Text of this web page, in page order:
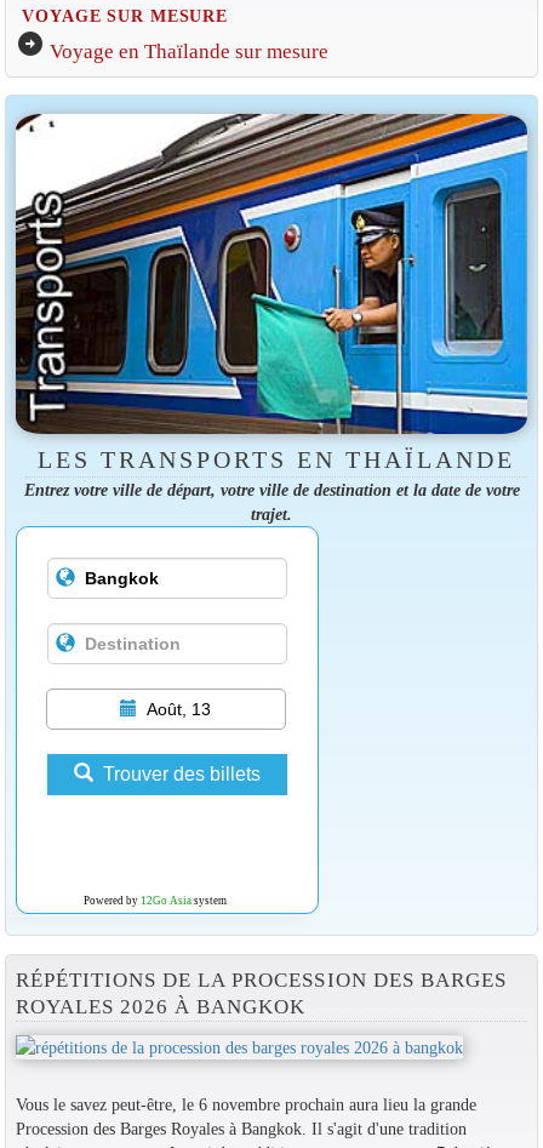
VOYAGE SUR MESURE
arrow_circle_right Voyage en Thaïlande sur mesure
LES TRANSPORTS EN THAÏLANDE
Entrez votre ville de départ, votre ville de destination et la date de votre
trajet.
Août, 13
Trouver des billets
Powered by 12Go Asiasystem
RÉPÉTITIONS DE LA PROCESSION DES BARGES
ROYALES 2026 À BANGKOK
Vous le savez peut-être, le 6 novembre prochain aura lieu la grande
Procession des Barges Royales à Bangkok. Il s'agit d'une tradition